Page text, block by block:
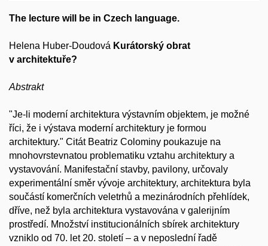
The lecture will be in Czech language.
Helena Huber-Doudová Kurátorský obrat
v architektuře?
Abstrakt
"Je-li moderní architektura výstavním objektem, je možné
říci, že i výstava moderní architektury je formou
architektury." Citát Beatriz Colominy poukazuje na
mnohovrstevnatou problematiku vztahu architektury a
vystavování. Manifestační stavby, pavilony, určovaly
experimentální směr vývoje architektury, architektura byla
součástí komerčních veletrhů a mezinárodních přehlídek,
dříve, než byla architektura vystavována v galerijním
prostředí. Množství institucionálních sbírek architektury
vzniklo od 70. let 20. století – a v neposlední řadě